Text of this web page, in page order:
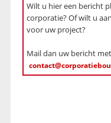
Wilt u hier een bericht
corporatie? Of wilt u
voor uw project?
Mail dan uw bericht